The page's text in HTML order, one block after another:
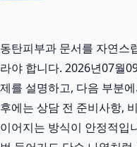
동탄피부과 문서를 자연스
라야 합니다. 2026년07월
제를 설명하고, 다음 부분
후에는 상담 전 준비사항,
이어지는 방식이 안정적입